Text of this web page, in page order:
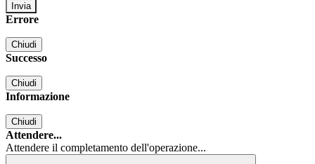
Errore
Chiudi
Successo
Chiudi
Informazione
Chiudi
Attendere...
Attendere il completamento dell'operazione...